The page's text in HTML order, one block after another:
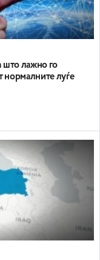
што лажно го
нормалните луѓе